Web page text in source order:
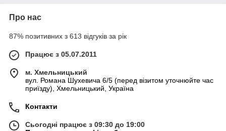
відкидні чохли для Asus ME400C, і захисні плівки на екран.
безпеки і гарантує надійний захист. Замовивши відкидний
оскільки при роботі задіюється його екран, то до нього
Про нас
87% позитивних з 613 відгуків за рік
Працює з 05.07.2011
м. Хмельницький
вул. Романа Шухевича 6/5 (перед візитом уточнюйте час
приїзду), Хмельницький, Україна
Контакти
Сьогодні працює з 09:30 до 19:00